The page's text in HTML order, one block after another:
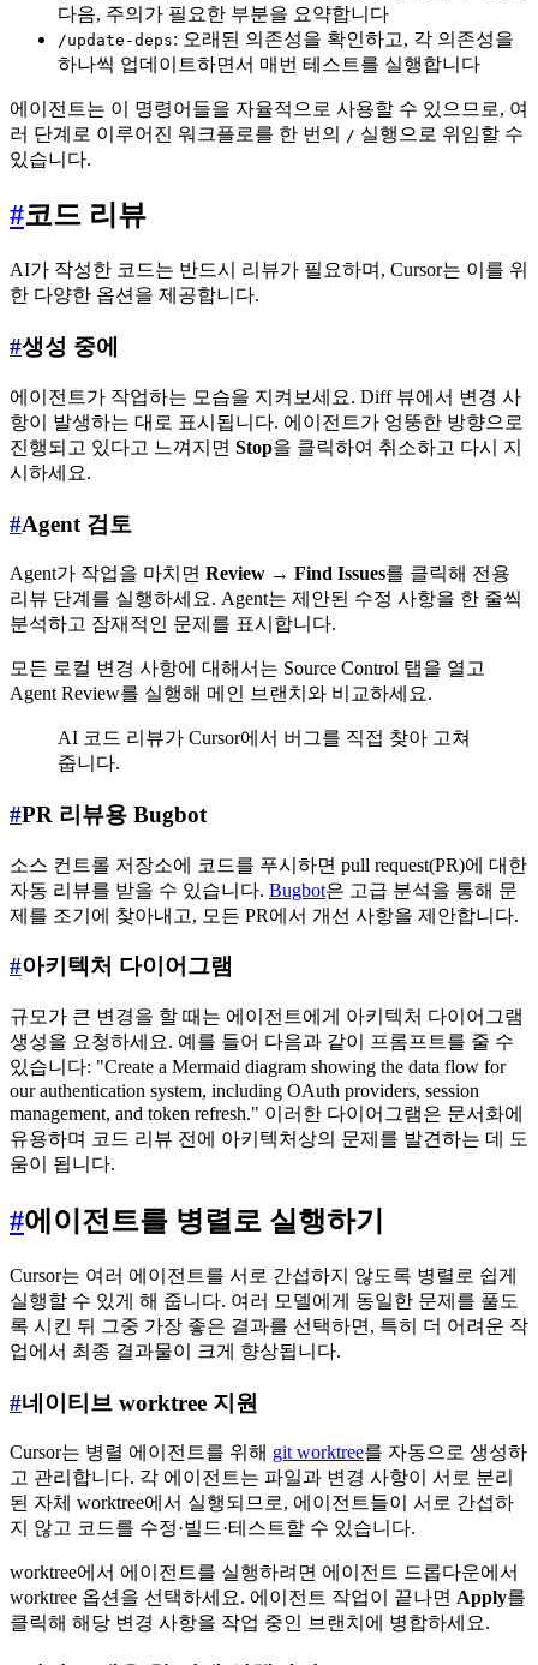
다음, 주의가 필요한 부분을 요약합니다
/update-deps: 오래된 의존성을 확인하고, 각 의존성을
하나씩 업데이트하면서 매번 테스트를 실행합니다
에이전트는 이 명령어들을 자율적으로 사용할 수 있으므로, 여
러 단계로 이루어진 워크플로를 한 번의
/ 실행으로 위임할 수
있습니다.
#코드 리뷰
AI가 작성한 코드는 반드시 리뷰가 필요하며, Cursor는 이를 위
한 다양한 옵션을 제공합니다.
#생성 중에
에이전트가 작업하는 모습을 지켜보세요. Diff 뷰에서 변경 사
항이 발생하는 대로 표시됩니다. 에이전트가 엉뚱한 방향으로
진행되고 있다고 느껴지면 Stop을 클릭하여 취소하고 다시 지
시하세요.
#Agent 검토
Agent가 작업을 마치면 Review → Find Issues를 클릭해 전용
리뷰 단계를 실행하세요. Agent는 제안된 수정 사항을 한 줄씩
분석하고 잠재적인 문제를 표시합니다.
모든 로컬 변경 사항에 대해서는 Source Control 탭을 열고
Agent Review를 실행해 메인 브랜치와 비교하세요.
AI 코드 리뷰가 Cursor에서 버그를 직접 찾아 고쳐
줍니다.
#PR 리뷰용 Bugbot
소스 컨트롤 저장소에 코드를 푸시하면 pull request(PR)에 대한
자동 리뷰를 받을 수 있습니다. Bugbot은 고급 분석을 통해 문
제를 조기에 찾아내고, 모든 PR에서 개선 사항을 제안합니다.
#아키텍처 다이어그램
규모가 큰 변경을 할 때는 에이전트에게 아키텍처 다이어그램
생성을 요청하세요. 예를 들어 다음과 같이 프롬프트를 줄 수
있습니다: "Create a Mermaid diagram showing the data flow for
our authentication system, including OAuth providers, session
management, and token refresh." 이러한 다이어그램은 문서화에
유용하며 코드 리뷰 전에 아키텍처상의 문제를 발견하는 데 도
움이 됩니다.
#에이전트를 병렬로 실행하기
Cursor는 여러 에이전트를 서로 간섭하지 않도록 병렬로 쉽게
실행할 수 있게 해 줍니다. 여러 모델에게 동일한 문제를 풀도
록 시킨 뒤 그중 가장 좋은 결과를 선택하면, 특히 더 어려운 작
업에서 최종 결과물이 크게 향상됩니다.
#네이티브 worktree 지원
Cursor는 병렬 에이전트를 위해 git worktree를 자동으로 생성하
고 관리합니다. 각 에이전트는 파일과 변경 사항이 서로 분리
된 자체 worktree에서 실행되므로, 에이전트들이 서로 간섭하
지 않고 코드를 수정·빌드·테스트할 수 있습니다.
worktree에서 에이전트를 실행하려면 에이전트 드롭다운에서
worktree 옵션을 선택하세요. 에이전트 작업이 끝나면 Apply를
클릭해 해당 변경 사항을 작업 중인 브랜치에 병합하세요.